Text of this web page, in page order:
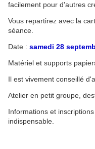
facilement pour d'autres
Vous repartirez avec la
séance.
Date : samedi 28
Matériel et supports
Il est vivement conseillé
Atelier en petit groupe,
Informations et
indispensable.